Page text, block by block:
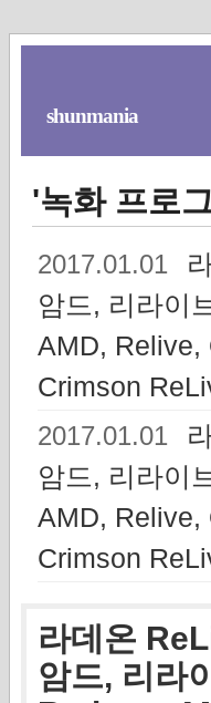
shunmania
'녹화 프로
2017.01.01
암드, 리라이
AMD, Relive,
Crimson
2017.01.01
암드, 리라이
AMD, Relive,
Crimson
라데온
암드, 리라